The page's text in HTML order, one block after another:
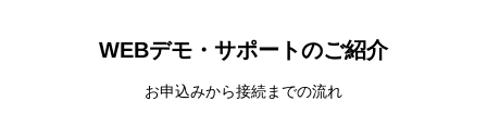
WEBデモ・サポートのご紹介
お申込みから接続までの流れ